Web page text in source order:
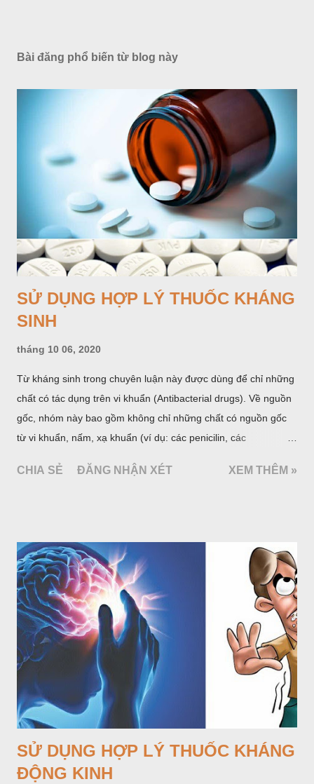
Bài đăng phổ biến từ blog này
SỬ DỤNG HỢP LÝ THUỐC KHÁNG
SINH
tháng 10 06, 2020
Từ kháng sinh trong chuyên luận này được dùng để chỉ những
chất có tác dụng trên vi khuẩn (Antibacterial drugs). Về nguồn
gốc, nhóm này bao gồm không chỉ những chất có nguồn gốc
từ vi khuẩn, nấm, xạ khuẩn (ví dụ: các penicilin, các
mà cả những chất có nguồn gốc hoàn toàn do tổng hợp hóa
Việt Nam. Tuy nhiên đây lại là một nhóm thuốc bị lạm dụng
nhiều nhất. Hậu quả làm gia tăng tỷ lệ kháng kháng sinh và
mất đi những thuốc có chỉ số Hiệu quả/An toàn cao trong điều
trị nhiễm khuẩn trong khi số kháng sinh mới được đưa thêm
vào thị trường rất ít. Cách tốt nhất để giảm tỷ lệ kháng kháng
sinh là tuân thủ các nguyên tắc sử dụng kháng sinh hợp lý.
CHIA SẺ ĐĂNG NHẬN XÉT XEM THÊM »
SỬ DỤNG HỢP LÝ THUỐC KHÁNG
ĐỘNG KINH